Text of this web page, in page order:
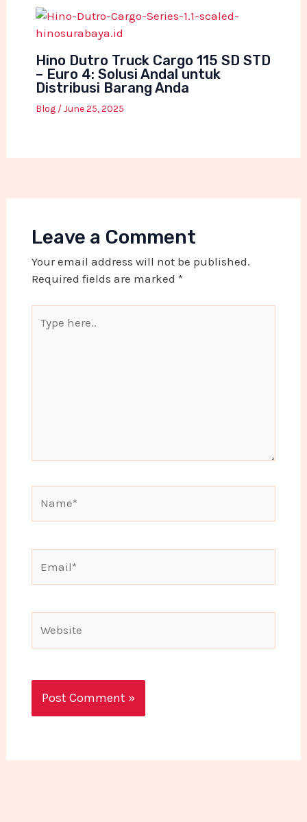
Hino Dutro Truck Cargo 115 SD STD
– Euro 4: Solusi Andal untuk
Distribusi Barang Anda
Blog/June 25, 2025
Leave a Comment
Your email address will not be published.
Required fields are marked *
here..